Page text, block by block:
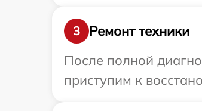
3
Ремонт техники
После полной
приступим к